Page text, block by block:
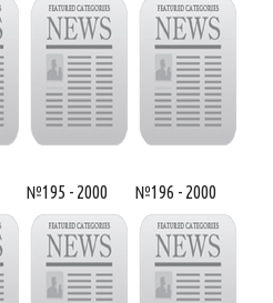
№195 - 2000 №196 - 2000